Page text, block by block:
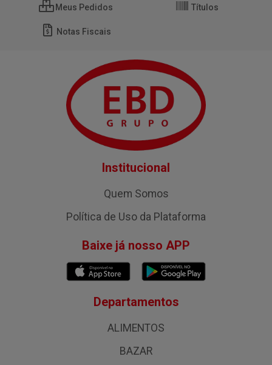
Meus Pedidos Títulos
Notas Fiscais
Institucional
Quem Somos
Política de Uso da Plataforma
Baixe já nosso APP
Departamentos
ALIMENTOS
BAZAR